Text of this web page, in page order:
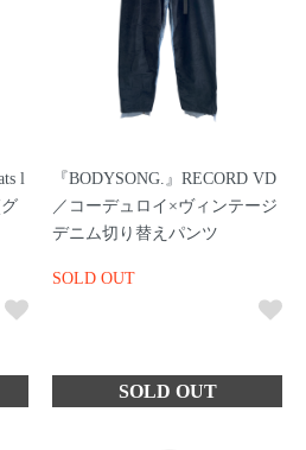
l
『BODYSONG.』RECORD VD
／コーデュロイ×ヴィンテージ
デニム切り替えパンツ
SOLD OUT